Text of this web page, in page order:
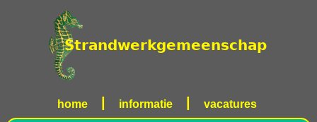
home informatie vacatures